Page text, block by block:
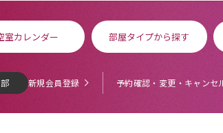
室カレンダー 部屋タイプから探す
新規会員登録 予約確認・変更・キャンセ